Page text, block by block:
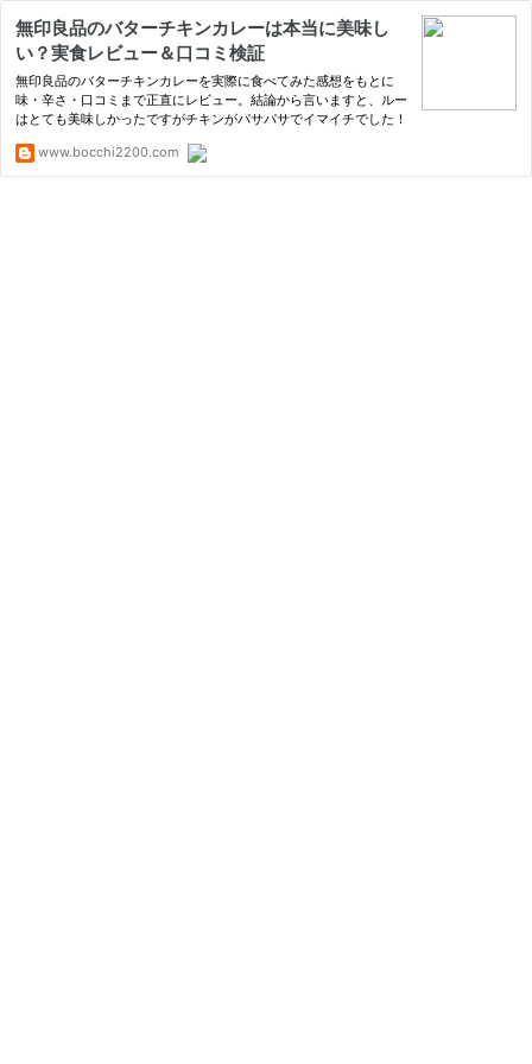
無印良品のバターチキンカレーは本当に美味し
い？実食レビュー＆口コミ検証
無印良品のバターチキンカレーを実際に食べてみた感想をもとに
味・辛さ・口コミまで正直にレビュー。結論から言いますと、ルー
はとても美味しかったですがチキンがパサパサでイマイチでした！
www.bocchi2200.com